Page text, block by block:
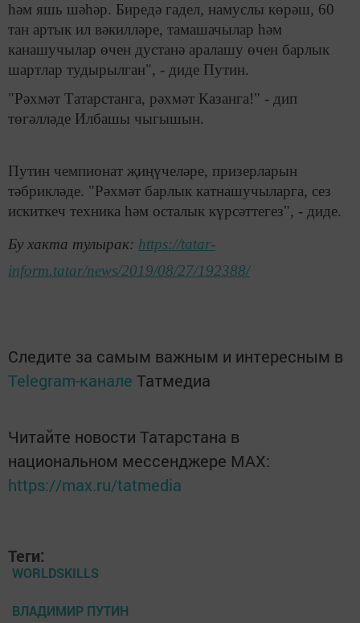
һәм яшь шәһәр. Биредә гадел, намуслы көрәш, 60
тан артык ил вәкилләре, тамашачылар һәм
канашучылар өчен дустанә аралашу өчен барлык
шартлар тудырылган", - диде Путин.
"Рәхмәт Татарстанга, рәхмәт Казанга!" - дип
төгәлләде Илбашы чыгышын.
Путин чемпионат җиңүчеләре, призерларын
тәбрикләде. "Рәхмәт барлык катнашучыларга, сез
искиткеч техника һәм осталык күрсәттегез", - диде.
Бу хакта тулырак: https://tatar-
inform.tatar/news/2019/08/27/192388/
Следите за самым важным и интересным в
Telegram-канале Татмедиа
Читайте новости Татарстана в
национальном мессенджере MАХ:
https://max.ru/tatmedia
Теги:
WORLDSKILLS
ВЛАДИМИР ПУТИН